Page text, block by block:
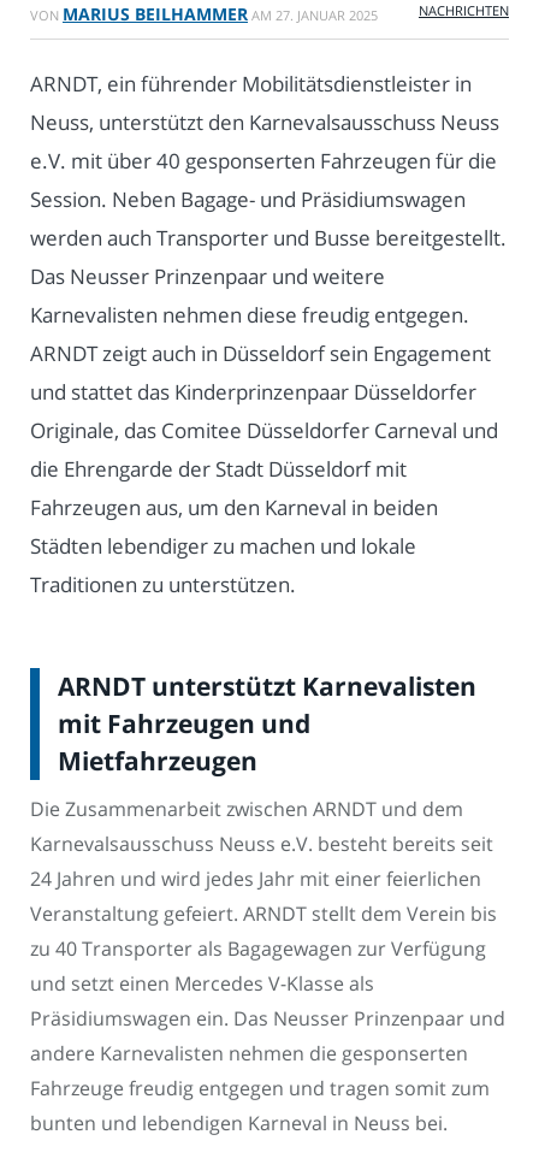
VON MARIUS BEILHAMMER AM 27. JANUAR 2025 NACHRICHTEN
ARNDT, ein führender Mobilitätsdienstleister in
Neuss, unterstützt den Karnevalsausschuss Neuss
e.V. mit über 40 gesponserten Fahrzeugen für die
Session. Neben Bagage- und Präsidiumswagen
werden auch Transporter und Busse bereitgestellt.
Das Neusser Prinzenpaar und weitere
Karnevalisten nehmen diese freudig entgegen.
ARNDT zeigt auch in Düsseldorf sein Engagement
und stattet das Kinderprinzenpaar Düsseldorfer
Originale, das Comitee Düsseldorfer Carneval und
die Ehrengarde der Stadt Düsseldorf mit
Fahrzeugen aus, um den Karneval in beiden
Städten lebendiger zu machen und lokale
Traditionen zu unterstützen.
ARNDT unterstützt Karnevalisten
mit Fahrzeugen und
Mietfahrzeugen
Die Zusammenarbeit zwischen ARNDT und dem
Karnevalsausschuss Neuss e.V. besteht bereits seit
24 Jahren und wird jedes Jahr mit einer feierlichen
Veranstaltung gefeiert. ARNDT stellt dem Verein bis
zu 40 Transporter als Bagagewagen zur Verfügung
und setzt einen Mercedes V-Klasse als
Präsidiumswagen ein. Das Neusser Prinzenpaar und
andere Karnevalisten nehmen die gesponserten
Fahrzeuge freudig entgegen und tragen somit zum
bunten und lebendigen Karneval in Neuss bei.